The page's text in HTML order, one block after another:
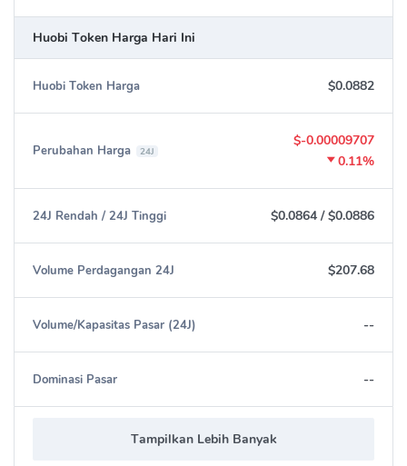
Huobi Token Harga Hari Ini
Huobi Token Harga $0.0882
Perubahan Harga 24J
$-0.00009707
0.11%
24J Rendah / 24J Tinggi $0.0864 /$0.0886
Volume Perdagangan 24J $207.68
Volume/Kapasitas Pasar (24J) --
Dominasi Pasar --
Tampilkan Lebih Banyak